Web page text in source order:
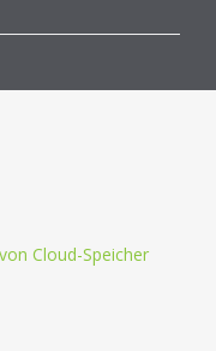
Cloud-Speicher